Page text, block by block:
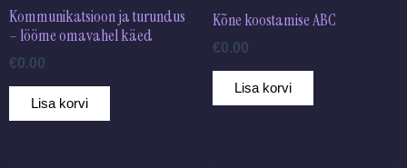
Kommunikatsioon ja turundus
– lööme omavahel käed
€0.00
Lisa korvi
Kõne koostamise ABC
€0.00
Lisa korvi